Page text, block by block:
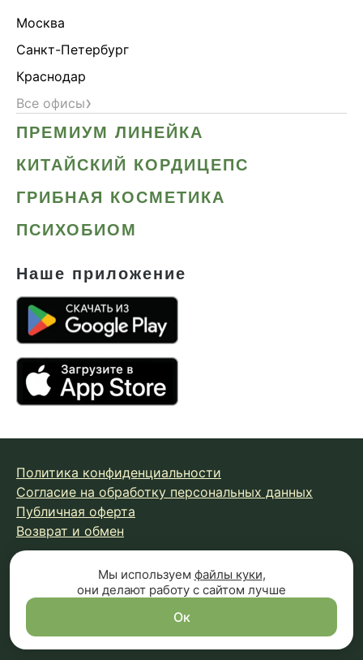
Москва
Санкт-Петербург
Краснодар
Все офисы›
ПРЕМИУМ ЛИНЕЙКА
КИТАЙСКИЙ КОРДИЦЕПС
ГРИБНАЯ КОСМЕТИКА
ПСИХОБИОМ
Наше приложение
Политика конфиденциальности
Согласие на обработку персональных данных
Публичная оферта
Возврат и обмен
© 2026 Fungiline — зарегистрированная торговая марка.
Копирование материалов с сайта запрещено.
Вся информация на сайте носит справочный характер и
не является публичной офертой (п.2 ст.437 ГК РФ)
Мы используем файлы куки,
они делают работу с сайтом лучше
Ок